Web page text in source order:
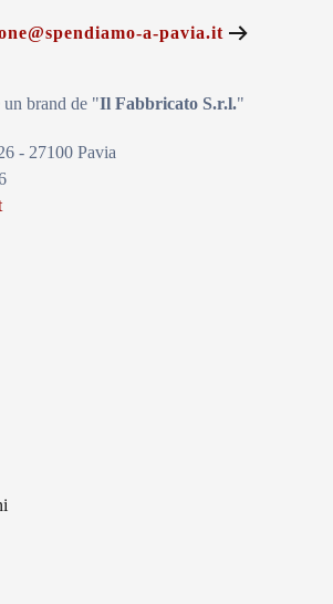
a-pavia.it
un brand de "Il Fabbricato S.r.l."
- 27100 Pavia